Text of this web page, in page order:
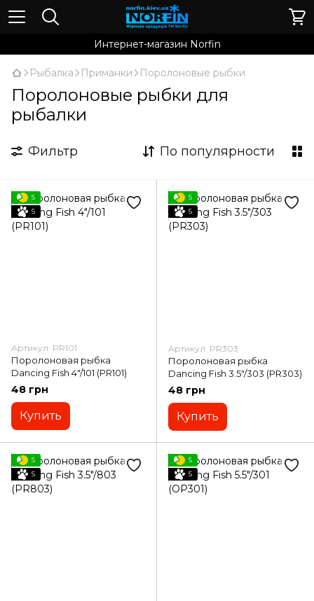
Интернет-магазин Norfin
Рыбалка Приманки Поролоновые рыбки
Поролоновые рыбки для
рыбалки
Фильтр По популярности
5
5
Артикул: PR101
Поролоновая рыбка
Dancing Fish 4"/101 (PR101)
48 грн
Купить
5
5
Артикул: PR303
Поролоновая рыбка
Dancing Fish 3.5"/303 (PR303)
48 грн
Купить
5
5
5
5